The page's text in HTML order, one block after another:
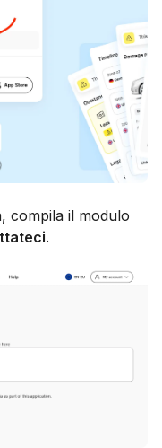
compila il modulo
.